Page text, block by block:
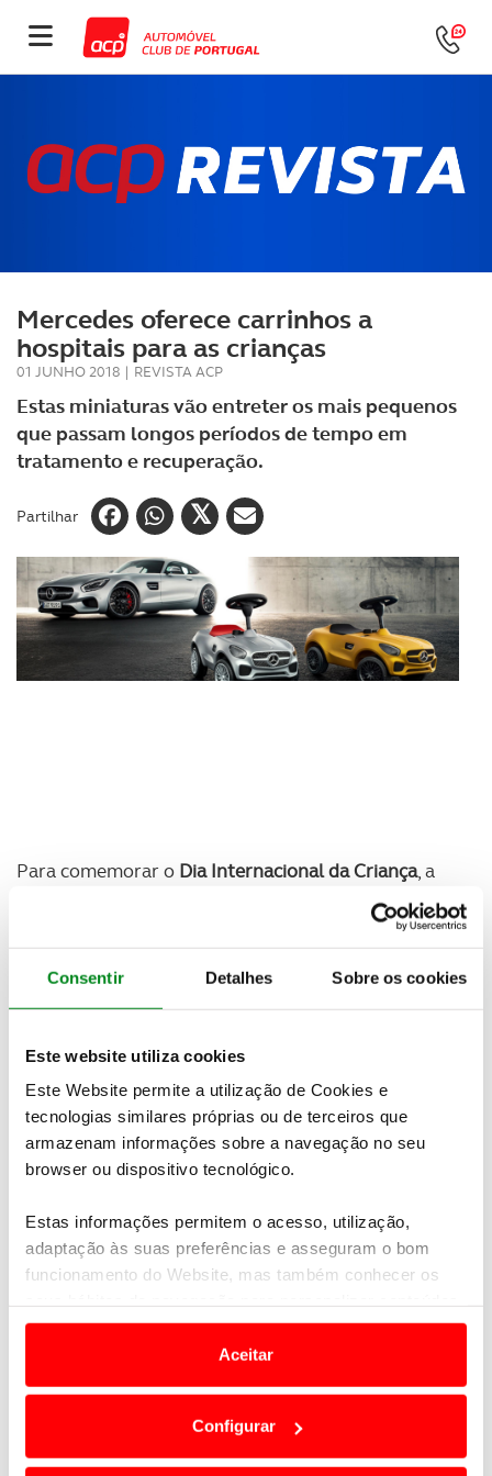
Consentir Detalhes Sobre os cookies
Este website utiliza cookies
Este Website permite a utilização de Cookies e
tecnologias similares próprias ou de terceiros que
armazenam informações sobre a navegação no seu
browser ou dispositivo tecnológico.
Estas informações permitem o acesso, utilização,
adaptação às suas preferências e asseguram o bom
funcionamento do Website, mas também conhecer os
e anúncios de modo a promover produtos e/ou serviços.
Em alguns casos, a utilização destas tecnologias
termos e a todo o tempo as suas preferências e limitando
o acesso a informações durante a navegação no
Aceitar
Configurar
Mercedes oferece carrinhos a
hospitais para as crianças
01 JUNHO 2018 | REVISTA ACP
Estas miniaturas vão entreter os mais pequenos
que passam longos períodos de tempo em
tratamento e recuperação.
Partilhar
Para comemorar o Dia Internacional da Criança, a
Mercedes-Benz Portugal ofereceu dez carrinhos
ao Hospital de São João, no Porto, e
ao Hospital de Braga.
As miniaturas Mercedes-Benz sãoréplicas do
, nomeadamente as áreas de
internamento e consultas, contribuindo assim para
períodos de tempo em tratamento e recuperação.